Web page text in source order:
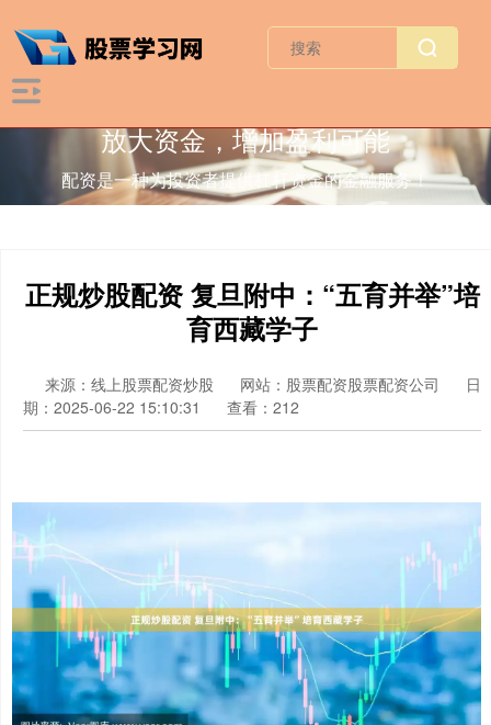
放大资金，增加盈利可能
配资是一种为投资者提供杠杆资金的金融服务！
正规炒股配资 复旦附中：“五育并举”培
育西藏学子
来源：线上股票配资炒股 网站：股票配资股票配资公司
日
期：2025-06-22 15:10:31
查看：212